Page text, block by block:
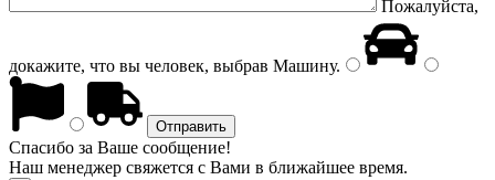
Пожалуйста,
докажите, что вы человек, выбрав Машину.
Спасибо за Ваше сообщение!
Наш менеджер свяжется с Вами в ближайшее время.